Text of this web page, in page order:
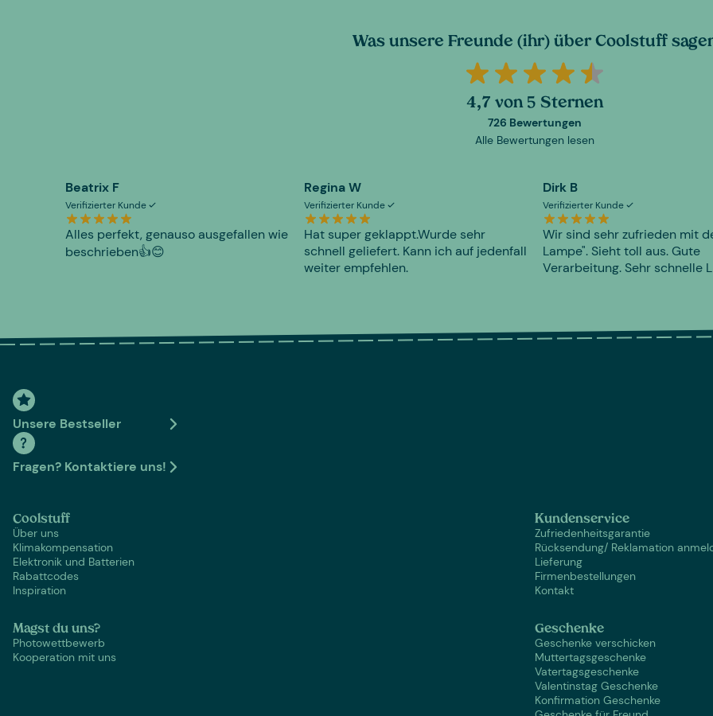
Was unsere Freunde (ihr) über Coolstuff
4,7 von 5 Sternen
726 Bewertungen
Alle Bewertungen lesen
Beatrix F
Verifizierter Kunde
Alles perfekt, genauso ausgefallen wie
beschrieben👍😊
Regina W
Verifizierter Kunde
Hat super geklappt.Wurde sehr
schnell geliefert. Kann ich auf jedenfall
weiter empfehlen.
Dirk B
Verifizierter Kunde
Wir sind sehr zufrieden mit
Lampe". Sieht toll aus. Gute
Verarbeitung. Sehr schnelle
Unsere Bestseller
Fragen? Kontaktiere uns!
Coolstuff
Über uns
Klimakompensation
Elektronik und Batterien
Rabattcodes
Inspiration
Kundenservice
Zufriedenheitsgarantie
Rücksendung/ Reklamation
Lieferung
Firmenbestellungen
Kontakt
Magst du uns?
Photowettbewerb
Kooperation mit uns
Geschenke
Geschenke verschicken
Muttertagsgeschenke
Vatertagsgeschenke
Valentinstag Geschenke
Konfirmation Geschenke